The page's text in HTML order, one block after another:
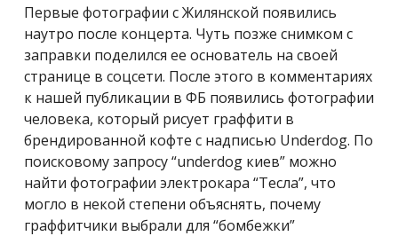
Первые фотографии с Жилянской появились
наутро после концерта. Чуть позже снимком с
заправки поделился ее основатель на своей
странице в соцсети. После этого в комментариях
к нашей публикации в ФБ появились фотографии
человека, который рисует граффити в
брендированной кофте с надписью Underdog. По
поисковому запросу “underdog киев” можно
найти фотографии электрокара “Тесла”, что
могло в некой степени объяснять, почему
граффитчики выбрали для “бомбежки”